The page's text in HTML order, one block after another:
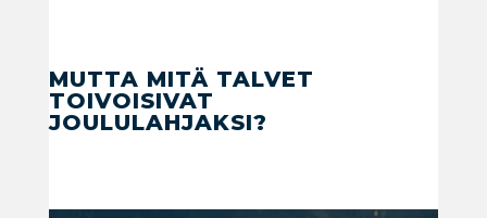
MUTTA MITÄ TALVET
TOIVOISIVAT
JOULULAHJAKSI?